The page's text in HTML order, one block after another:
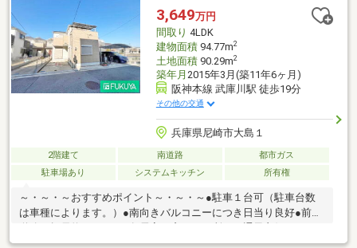
られたい方◆◇◆【電話で問い合わせ】をタップしてご予約くだ
さい！！ ■□アルバイト等、ローン審査が心配な方も、まずはご相
談下さい！□■
3,649万円
間取り 4LDK
建物面積94.77m2
土地面積90.29m2
築年月 2015年3月(築11年6ヶ月)
阪神本線 武庫川駅 徒歩19分
その他の交通
兵庫県尼崎市大島１
2階建て 南道路
都市ガス
駐車場あり
システムキッチン 所有権
～・～・～おすすめポイント～・～・～●駐車１台可（駐車台数
は車種によります。）●南向きバルコニーにつき日当り良好●前面
の広さ約１５帖あり●カウンター付き対面キッチン（ＩＨクッキ